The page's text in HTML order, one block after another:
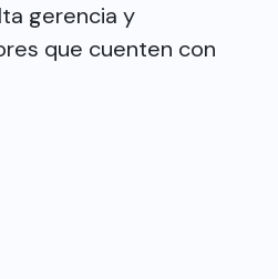
gerencia y
que cuenten con